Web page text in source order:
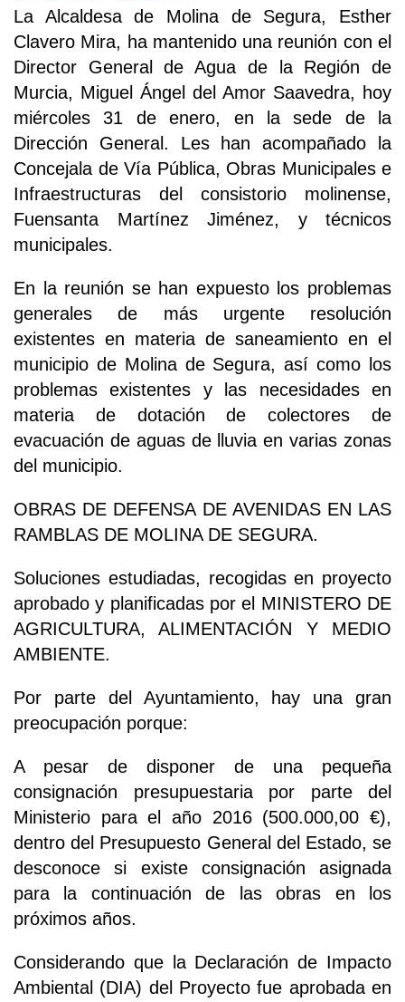
La Alcaldesa de Molina de Segura, Esther
Clavero Mira, ha mantenido una reunión con el
Director General de Agua de la Región de
Murcia, Miguel Ángel del Amor Saavedra, hoy
miércoles 31 de enero, en la sede de la
Dirección General. Les han acompañado la
Concejala de Vía Pública, Obras Municipales e
Infraestructuras del consistorio molinense,
Fuensanta Martínez Jiménez, y técnicos
municipales.
En la reunión se han expuesto los problemas
generales de más urgente resolución
existentes en materia de saneamiento en el
municipio de Molina de Segura, así como los
problemas existentes y las necesidades en
materia de dotación de colectores de
evacuación de aguas de lluvia en varias zonas
del municipio.
OBRAS DE DEFENSA DE AVENIDAS EN LAS
RAMBLAS DE MOLINA DE SEGURA.
Soluciones estudiadas, recogidas en proyecto
aprobado y planificadas por el MINISTERO DE
AGRICULTURA, ALIMENTACIÓN Y MEDIO
AMBIENTE.
Por parte del Ayuntamiento, hay una gran
preocupación porque:
A pesar de disponer de una pequeña
consignación presupuestaria por parte del
Ministerio para el año 2016 (500.000,00 €),
dentro del Presupuesto General del Estado, se
desconoce si existe consignación asignada
para la continuación de las obras en los
próximos años.
Considerando que la Declaración de Impacto
Ambiental (DIA) del Proyecto fue aprobada en